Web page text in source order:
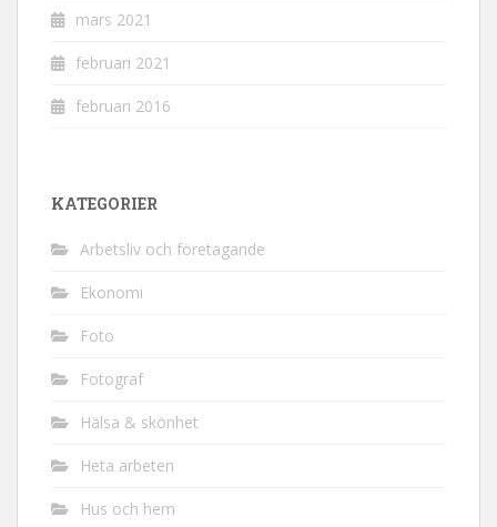
mars 2021
februari 2021
februari 2016
KATEGORIER
Arbetsliv och företagande
Ekonomi
Foto
Fotograf
Hälsa & skönhet
Heta arbeten
Hus och hem